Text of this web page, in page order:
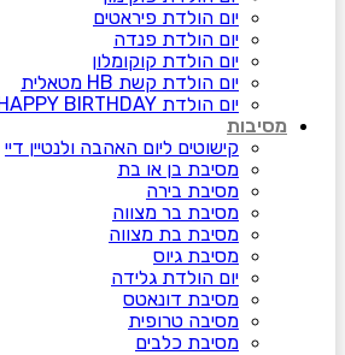
יום הולדת פיראטים
יום הולדת פנדה
יום הולדת קוקומלון
יום הולדת קשת HB מטאלית
יום הולדת HAPPY BIRTHDAY
מסיבות
קישוטים ליום האהבה ולנטיין דיי
מסיבת בן או בת
מסיבת בירה
מסיבת בר מצווה
מסיבת בת מצווה
מסיבת גיוס
יום הולדת גלידה
מסיבת דונאטס
מסיבה טרופית
מסיבת כלבים